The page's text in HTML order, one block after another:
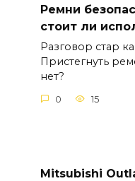
Ремни
стоит ли
Разговор стар
Пристегнуть
нет?
0 15
Mitsubishi